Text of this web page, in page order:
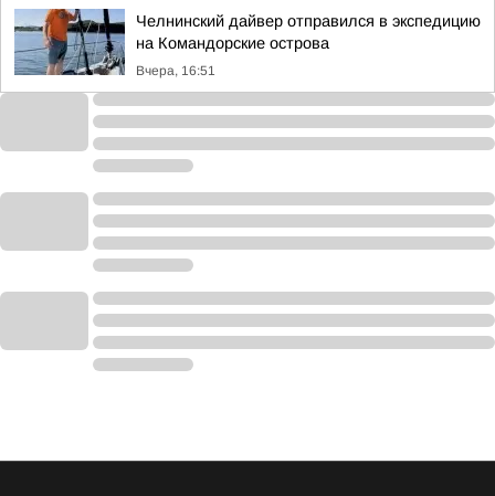
Челнинский дайвер отправился в экспедицию
на Командорские острова
Вчера, 16:51